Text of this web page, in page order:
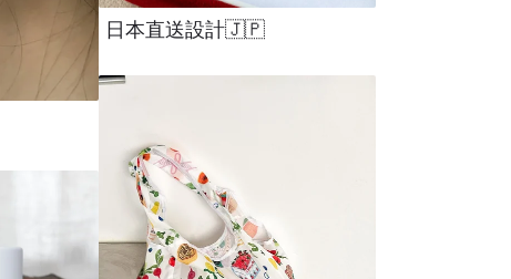
日本直送設計🇯🇵
Stanley 88 折倒數
父親節禮物